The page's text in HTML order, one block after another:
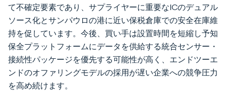
て不確定要素であり、サプライヤーに重要なICのデュアル
ソース化とサンパウロの港に近い保税倉庫での安全在庫維
持を促しています。今後、買い手は設置時間を短縮し予知
保全プラットフォームにデータを供給する統合センサー・
接続性パッケージを優先する可能性が高く、エンドツーエ
ンドのオファリングモデルの採用が遅い企業への競争圧力
を高め続けます。